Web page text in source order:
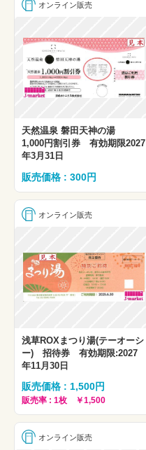
オンライン販売
天然温泉 磐田天神の湯
1,000円割引券 有効期限2027
年3月31日
販売価格 : 300円
オンライン販売
浅草ROXまつり湯(テーオーシ
ー) 招待券 有効期限:2027
年11月30日
販売価格 : 1,500円
販売率 : 1枚 ￥1,500
オンライン販売